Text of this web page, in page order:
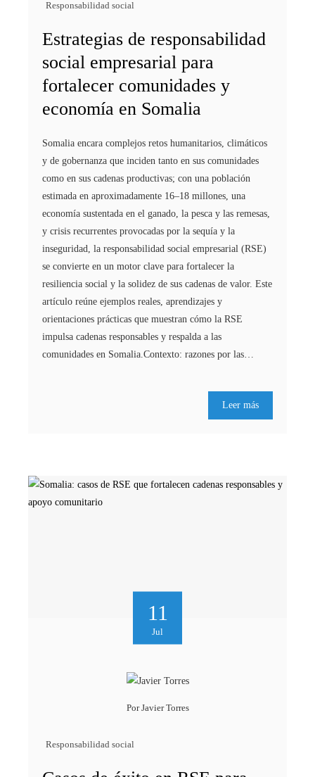
Responsabilidad social
Estrategias de responsabilidad
social empresarial para
fortalecer comunidades y
economía en Somalia
Somalia encara complejos retos humanitarios, climáticos
y de gobernanza que inciden tanto en sus comunidades
como en sus cadenas productivas; con una población
estimada en aproximadamente 16–18 millones, una
economía sustentada en el ganado, la pesca y las remesas,
y crisis recurrentes provocadas por la sequía y la
inseguridad, la responsabilidad social empresarial (RSE)
se convierte en un motor clave para fortalecer la
resiliencia social y la solidez de sus cadenas de valor. Este
artículo reúne ejemplos reales, aprendizajes y
orientaciones prácticas que muestran cómo la RSE
impulsa cadenas responsables y respalda a las
comunidades en Somalia.Contexto: razones por las…
Leer más
11
Jul
PorJavier Torres
Responsabilidad social